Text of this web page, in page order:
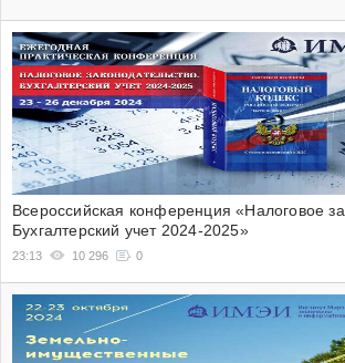
Всероссийская конференция «Налоговое
Бухгалтерский учет 2024-2025»
23:13 10 296 0